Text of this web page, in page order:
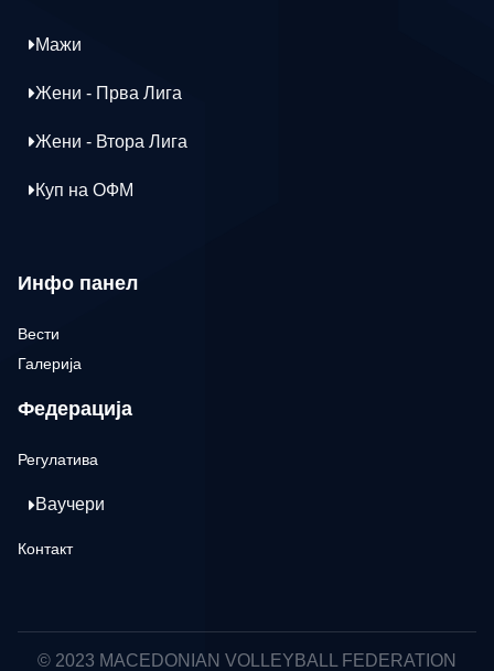
Мажи
Жени - Прва Лига
Жени - Втора Лига
Куп на ОФМ
Инфо панел
Вести
Галерија
Федерација
Регулатива
Ваучери
Контакт
© 2023 MACEDONIAN VOLLEYBALL FEDERATION